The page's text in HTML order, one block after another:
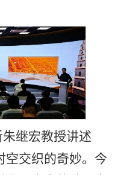
继宏教授讲述
空交织的奇妙。今